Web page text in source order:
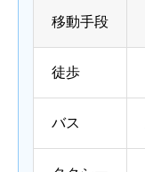
移動手段
徒歩
バス